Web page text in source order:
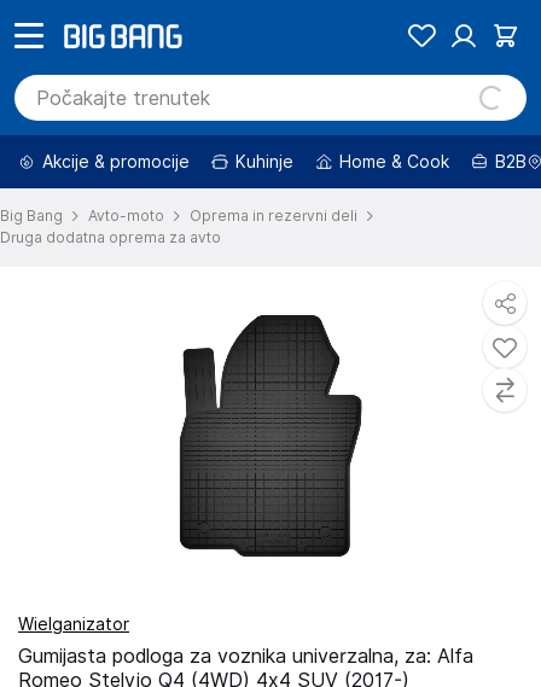
Akcije & promocije Kuhinje Home & Cook B2B
Big Bang Avto-moto
Oprema in rezervni deli
Druga dodatna oprema za avto
Wielganizator
Gumijasta podloga za voznika univerzalna, za: Alfa
Romeo Stelvio Q4 (4WD) 4x4 SUV (2017-)